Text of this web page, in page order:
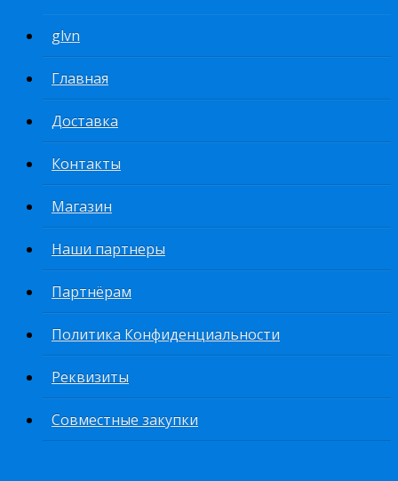
glvn
Главная
Доставка
Контакты
Магазин
Наши партнеры
Партнёрам
Политика Конфиденциальности
Реквизиты
Совместные закупки